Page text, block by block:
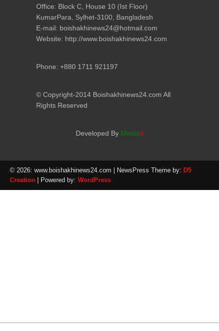
Office: Block C, House 10 (Ist Floor)
KumarPara, Sylhet-3100, Bangladesh
E-mail: boishakhinews24@hotmail.com
Website: http://www.boishakhinews24.com
Phone: +880 1711 921197
© Copyright-2014 Boishakhinews24.com All
Rights Reserved
Developed By Mediait
© 2026: www.boishakhinews24.com | NewsPress Theme by: D5
Creation | Powered by: WordPress